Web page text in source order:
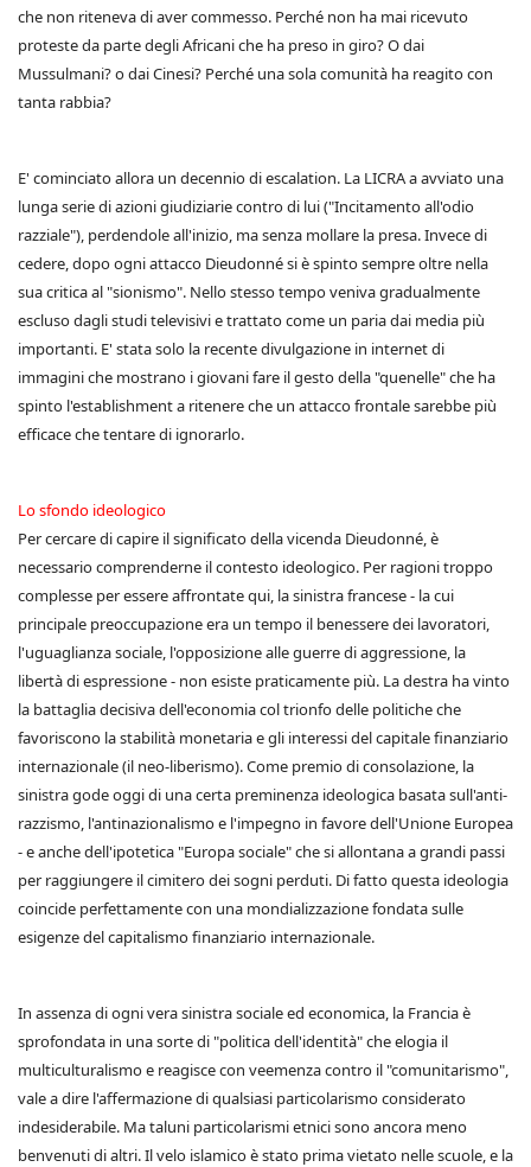
che non riteneva di aver commesso. Perché non ha mai ricevuto
proteste da parte degli Africani che ha preso in giro? O dai
Mussulmani? o dai Cinesi? Perché una sola comunità ha reagito con
tanta rabbia?
E' cominciato allora un decennio di escalation. La LICRA a avviato una
lunga serie di azioni giudiziarie contro di lui ("Incitamento all'odio
razziale"), perdendole all'inizio, ma senza mollare la presa. Invece di
cedere, dopo ogni attacco Dieudonné si è spinto sempre oltre nella
sua critica al "sionismo". Nello stesso tempo veniva gradualmente
escluso dagli studi televisivi e trattato come un paria dai media più
importanti. E' stata solo la recente divulgazione in internet di
immagini che mostrano i giovani fare il gesto della "quenelle" che ha
spinto l'establishment a ritenere che un attacco frontale sarebbe più
efficace che tentare di ignorarlo.
Lo sfondo ideologico
Per cercare di capire il significato della vicenda Dieudonné, è
necessario comprenderne il contesto ideologico. Per ragioni troppo
complesse per essere affrontate qui, la sinistra francese - la cui
principale preoccupazione era un tempo il benessere dei lavoratori,
l'uguaglianza sociale, l'opposizione alle guerre di aggressione, la
libertà di espressione - non esiste praticamente più. La destra ha vinto
la battaglia decisiva dell'economia col trionfo delle politiche che
favoriscono la stabilità monetaria e gli interessi del capitale finanziario
internazionale (il neo-liberismo). Come premio di consolazione, la
sinistra gode oggi di una certa preminenza ideologica basata sull'anti-
razzismo, l'antinazionalismo e l'impegno in favore dell'Unione Europea
- e anche dell'ipotetica "Europa sociale" che si allontana a grandi passi
per raggiungere il cimitero dei sogni perduti. Di fatto questa ideologia
coincide perfettamente con una mondializzazione fondata sulle
esigenze del capitalismo finanziario internazionale.
In assenza di ogni vera sinistra sociale ed economica, la Francia è
sprofondata in una sorte di "politica dell'identità" che elogia il
multiculturalismo e reagisce con veemenza contro il "comunitarismo",
vale a dire l'affermazione di qualsiasi particolarismo considerato
indesiderabile. Ma taluni particolarismi etnici sono ancora meno
benvenuti di altri. Il velo islamico è stato prima vietato nelle scuole, e la